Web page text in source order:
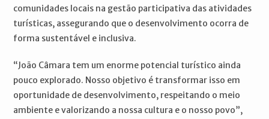
comunidades locais na gestão participativa das atividades
turísticas, assegurando que o desenvolvimento ocorra de
forma sustentável e inclusiva.
“João Câmara tem um enorme potencial turístico ainda
pouco explorado. Nosso objetivo é transformar isso em
oportunidade de desenvolvimento, respeitando o meio
ambiente e valorizando a nossa cultura e o nosso povo”,